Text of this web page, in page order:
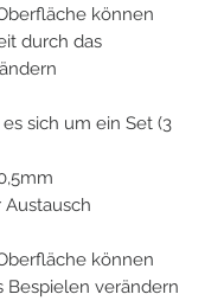
können
durch das
sich um ein Set (3
Austausch
können
Bespielen verändern